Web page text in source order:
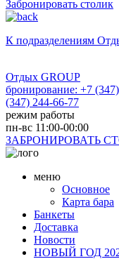
Забронировать столик
К подразделениям
Отдых GROUP
бронирование: +7
(347) 244-66-77
режим работы
пн-вс 11:00-00:00
ЗАБРОНИРОВАТЬ
меню
Основное
Карта бара
Банкеты
Доставка
Новости
НОВЫЙ ГОД